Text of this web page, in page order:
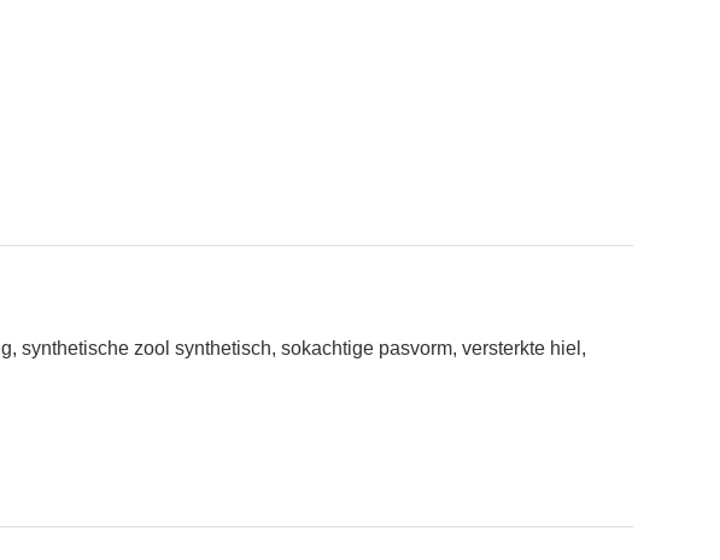
synthetische zool synthetisch, sokachtige pasvorm, versterkte hiel,